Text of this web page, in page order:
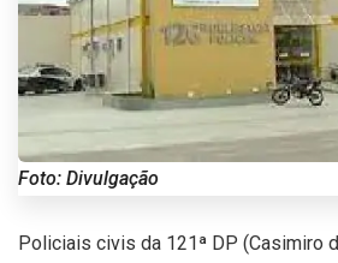
Foto: Divulgação
Policiais civis da 121ª DP (Casimiro